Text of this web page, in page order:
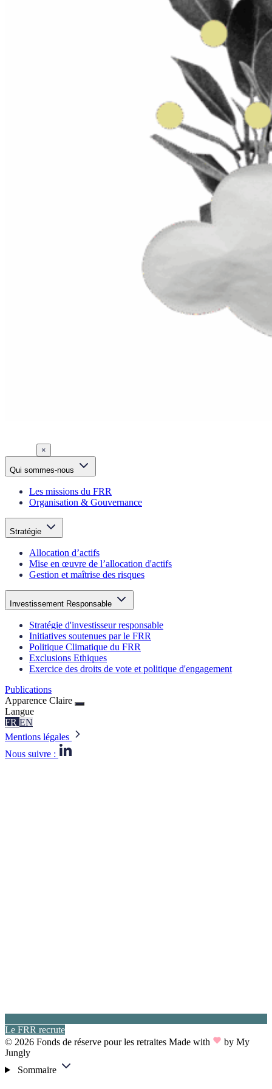
×
Qui sommes-nous
Les missions du FRR
Organisation & Gouvernance
Stratégie
Allocation d’actifs
Mise en œuvre de l’allocation d'actifs
Gestion et maîtrise des risques
Investissement Responsable
Stratégie d'investisseur responsable
Initiatives soutenues par le FRR
Politique Climatique du FRR
Exclusions Ethiques
Exercice des droits de vote et politique d'engagement
Publications
Apparence Claire
Langue
FR EN
Mentions légales
Nous suivre :
Le FRR recrute
© 2026 Fonds de réserve pour les retraites Made with
by My
Jungly
Sommaire